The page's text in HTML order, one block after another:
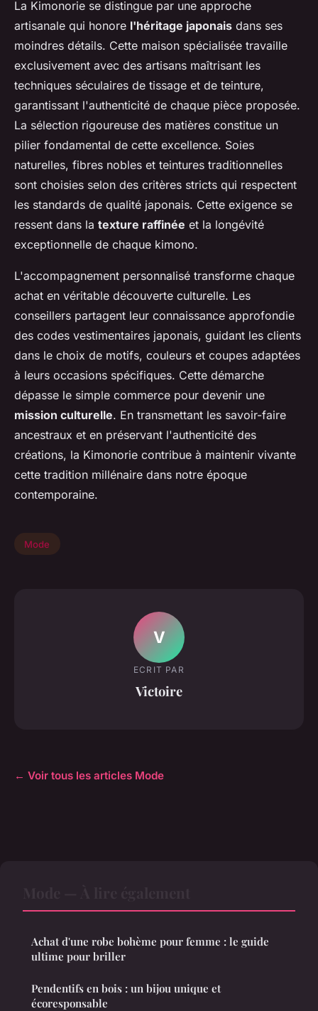
La Kimonorie se distingue par une approche
artisanale qui honore l'héritage japonais dans ses
moindres détails. Cette maison spécialisée travaille
exclusivement avec des artisans maîtrisant les
techniques séculaires de tissage et de teinture,
garantissant l'authenticité de chaque pièce proposée.
La sélection rigoureuse des matières constitue un
pilier fondamental de cette excellence. Soies
naturelles, fibres nobles et teintures traditionnelles
sont choisies selon des critères stricts qui respectent
les standards de qualité japonais. Cette exigence se
ressent dans la texture raffinée et la longévité
exceptionnelle de chaque kimono.
L'accompagnement personnalisé transforme chaque
achat en véritable découverte culturelle. Les
conseillers partagent leur connaissance approfondie
des codes vestimentaires japonais, guidant les clients
dans le choix de motifs, couleurs et coupes adaptées
à leurs occasions spécifiques. Cette démarche
dépasse le simple commerce pour devenir une
mission culturelle. En transmettant les savoir-faire
ancestraux et en préservant l'authenticité des
créations, la Kimonorie contribue à maintenir vivante
cette tradition millénaire dans notre époque
contemporaine.
Mode
V
ECRIT PAR
Victoire
← Voir tous les articles Mode
Achat d'une robe bohème pour femme : le guide
ultime pour briller
Pendentifs en bois : un bijou unique et
écoresponsable